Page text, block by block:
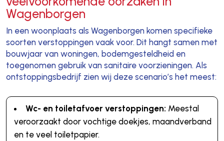
Wagenborgen
In een woonplaats als Wagenborgen komen specifieke
soorten verstoppingen vaak voor. Dit hangt samen met
bouwjaar van woningen, bodemgesteldheid en
toegenomen gebruik van sanitaire voorzieningen. Als
ontstoppingsbedrijf zien wij deze scenario’s het meest:
Wc- en toiletafvoer verstoppingen: Meestal
veroorzaakt door vochtige doekjes, maandverband
en te veel toiletpapier.